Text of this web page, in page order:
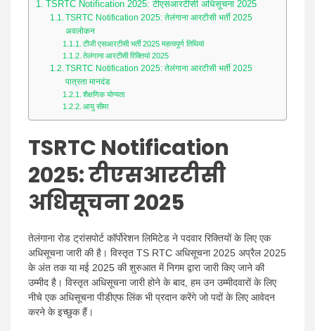
TSRTC Notification 2025: टीएसआरटीसी अधिसूचना 2025
TSRTC Notification 2025: तेलंगाना आरटीसी भर्ती 2025
अवलोकन
टीजी एसआरटीसी भर्ती 2025 महत्वपूर्ण तिथियां
तेलंगाना आरटीसी रिक्तियां 2025
TSRTC Notification 2025: तेलंगाना आरटीसी भर्ती 2025
पात्रता मानदंड
शैक्षणिक योग्यता
आयु सीमा
TSRTC Notification
2025:टीएसआरटीसी
अधिसूचना 2025
तेलंगाना रोड ट्रांसपोर्ट कॉर्पोरेशन लिमिटेड ने पदवार रिक्तियों के लिए एक
अधिसूचना जारी की है। विस्तृत TS RTC अधिसूचना 2025 अप्रैल 2025
के अंत तक या मई 2025 की शुरुआत में निगम द्वारा जारी किए जाने की
उम्मीद है। विस्तृत अधिसूचना जारी होने के बाद, हम उन उम्मीदवारों के लिए
नीचे एक अधिसूचना पीडीएफ लिंक भी प्रदान करेंगे जो पदों के लिए आवेदन
करने के इच्छुक हैं।